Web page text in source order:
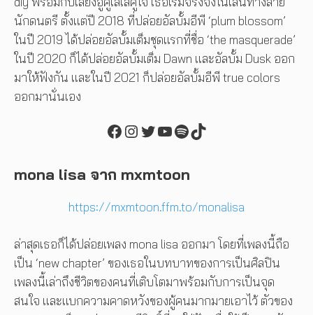
นักดนตรี ตั้งแต่ปี 2018 ที่ปล่อยอัลบั้มอีพี ‘plum blossom’
ในปี 2019 ได้ปล่อยอัลบั้มเต็มชุดแรกที่ชื่อ ‘the masquerade’
ในปี 2020 ก็ได้ปล่อยอัลบั้มเต็ม Dawn และอัลบั้ม Dusk ออก
มาให้ฟังกัน และในปี 2021 ก็ปล่อยอัลบั้มอีพี true colors
ออกมานั่นเอง
Facebook
Instagram
Twitter
YouTube
Spotify
TikTok
mona lisa จาก mxmtoon
https://mxmtoon.ffm.to/monalisa
ล่าสุดเธอก็ได้ปล่อยเพลง mona lisa ออกมา โดยที่เพลงนี้ถือ
เป็น ‘new chapter’ ของเธอในบทบาทของการเป็นศิลปิน
เพลงนี้เล่าถึงชีวิตของคนที่เติบโตมาพร้อมกับการเป็นจุด
สนใจ และแบกความคาดหวังของผู้คนมากมายเอาไว้ ตัวของ